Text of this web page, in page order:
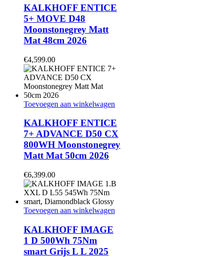
KALKHOFF ENTICE
5+ MOVE D48
Moonstonegrey Matt
Mat 48cm 2026
€4,599.00
Toevoegen aan winkelwagen
KALKHOFF ENTICE
7+ ADVANCE D50 CX
800WH Moonstonegrey
Matt Mat 50cm 2026
€6,399.00
Toevoegen aan winkelwagen
KALKHOFF IMAGE
1 D 500Wh 75Nm
smart Grijs L L 2025